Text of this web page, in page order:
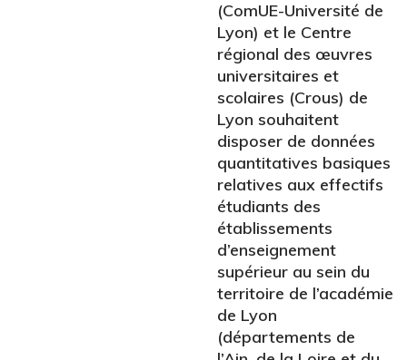
(ComUE-Université de
Lyon) et le Centre
régional des œuvres
universitaires et
scolaires (Crous) de
Lyon souhaitent
disposer de données
quantitatives basiques
relatives aux effectifs
étudiants des
établissements
d’enseignement
supérieur au sein du
territoire de l’académie
de Lyon
(départements de